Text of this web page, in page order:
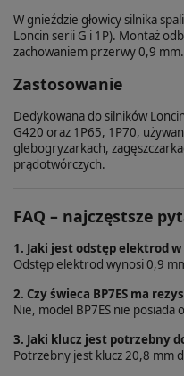
W gnieździe głowicy silnika
Loncin serii G i 1P). Montaż
zachowaniem przerwy 0,9 mm.
Zastosowanie
Dedykowana do silników
G420 oraz 1P65, 1P70,
glebogryzarkach,
prądotwórczych.
FAQ – najczęstsze
1. Jaki jest odstęp elektrod w
Odstęp elektrod wynosi 0,9
2. Czy świeca BP7ES ma
Nie, model BP7ES nie posiada
3. Jaki klucz jest potrzebny
Potrzebny jest klucz 20,8 mm